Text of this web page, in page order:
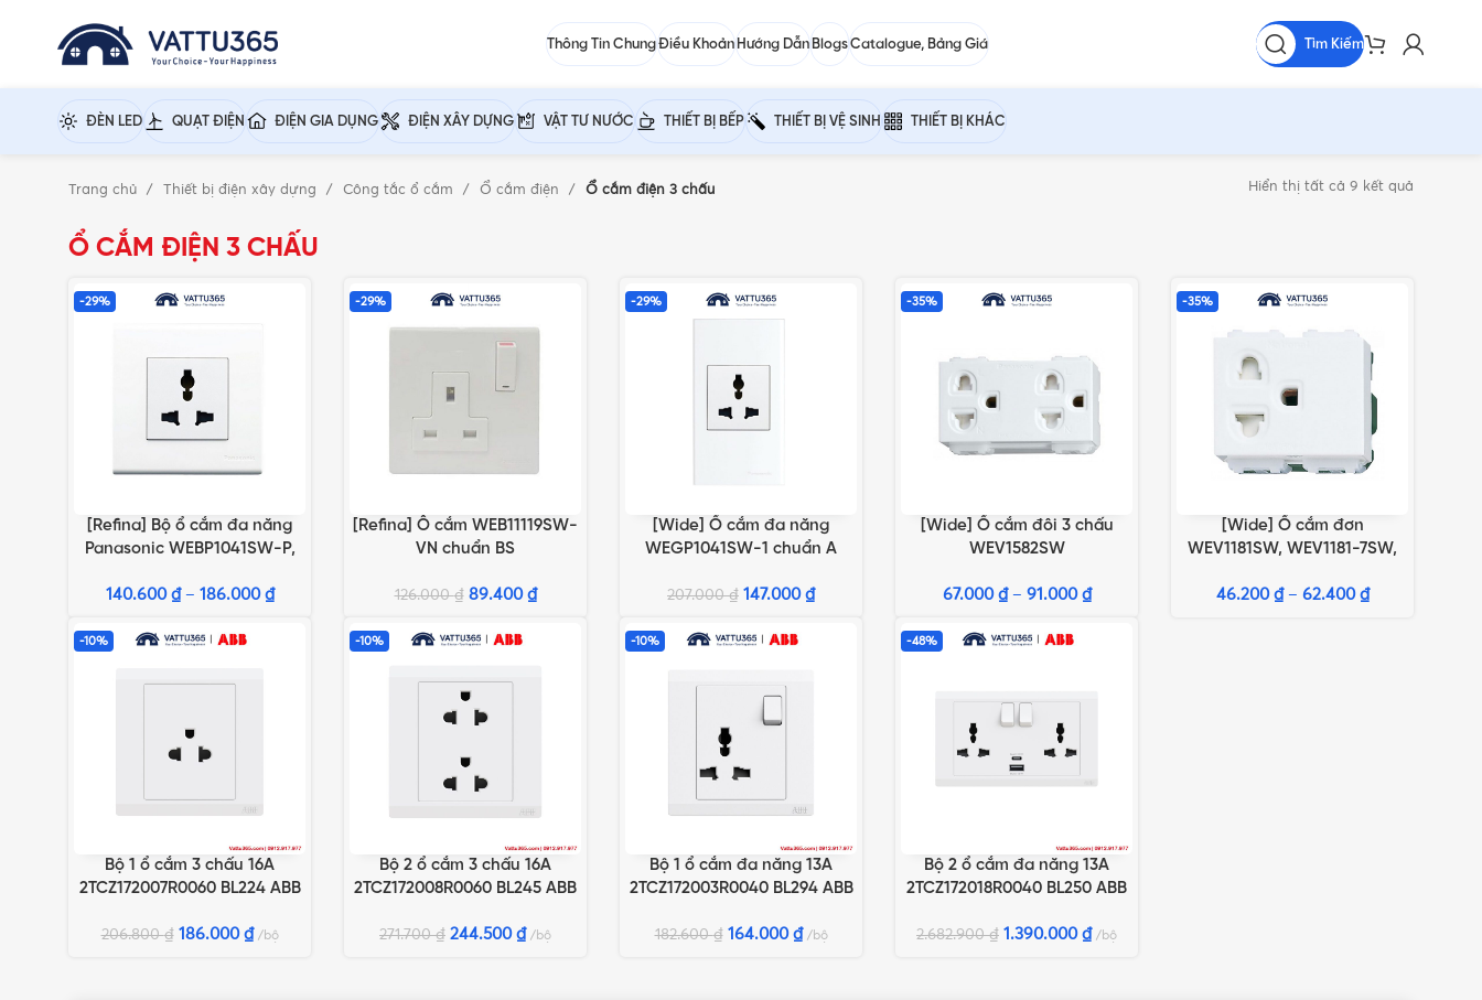
Thông Tin ChungĐiều Khoản Hướng Dẫn BlogsCatalogue, Bảng Giá Tìm Kiếm
ĐÈN LED QUẠT ĐIỆN ĐIỆN GIA DỤNG ĐIỆN XÂY DỰNG VẬT TƯ NƯỚC THIẾT BỊ BẾP THIẾT BỊ VỆ SINH THIẾT BỊ KHÁC
Trang chủ Thiết bị điện xây dựng Công tắc ổ cắm Ổ cắm điện Ổ cắm điện 3 chấu Hiển thị tất cả 9 kết quả
Ổ CẮM ĐIỆN 3 CHẤU
-29%
LỰA CHỌN TÙY CHỌN
[Refina] Bộ ổ cắm đa năng
Panasonic WEBP1041SW-P,
140.600 ₫– 186.000 ₫
-29%
THÊM VÀO GIỎ HÀNG
[Refina] Ô cắm WEB11119SW-
VN chuẩn BS
126.000₫ 89.400 ₫
-29%
THÊM VÀO GIỎ HÀNG
[Wide] Ổ cắm đa năng
WEGP1041SW-1 chuẩn A
207.000₫ 147.000 ₫
-35%
LỰA CHỌN TÙY CHỌN
[Wide] Ổ cắm đôi 3 chấu
WEV1582SW
67.000 ₫– 91.000 ₫
-35%
LỰA CHỌN TÙY CHỌN
[Wide] Ổ cắm đơn
WEV1181SW, WEV1181-7SW,
46.200 ₫– 62.400 ₫
-10%
THÊM VÀO GIỎ HÀNG
Bộ 1 ổ cắm 3 chấu 16A
2TCZ172007R0060 BL224 ABB
206.800₫ 186.000 ₫ bộ
-10%
THÊM VÀO GIỎ HÀNG
Bộ 2 ổ cắm 3 chấu 16A
2TCZ172008R0060 BL245 ABB
271.700₫ 244.500 ₫ bộ
-10%
THÊM VÀO GIỎ HÀNG
Bộ 1 ổ cắm đa năng 13A
2TCZ172003R0040 BL294 ABB
182.600₫ 164.000 ₫ bộ
-48%
THÊM VÀO GIỎ HÀNG
Bộ 2 ổ cắm đa năng 13A
2TCZ172018R0040 BL250 ABB
2.682.900₫ 1.390.000 ₫ bộ